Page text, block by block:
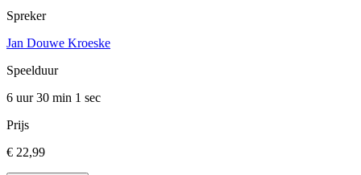
Spreker
Jan Douwe Kroeske
Speelduur
6 uur 30 min 1 sec
Prijs
€ 22,99